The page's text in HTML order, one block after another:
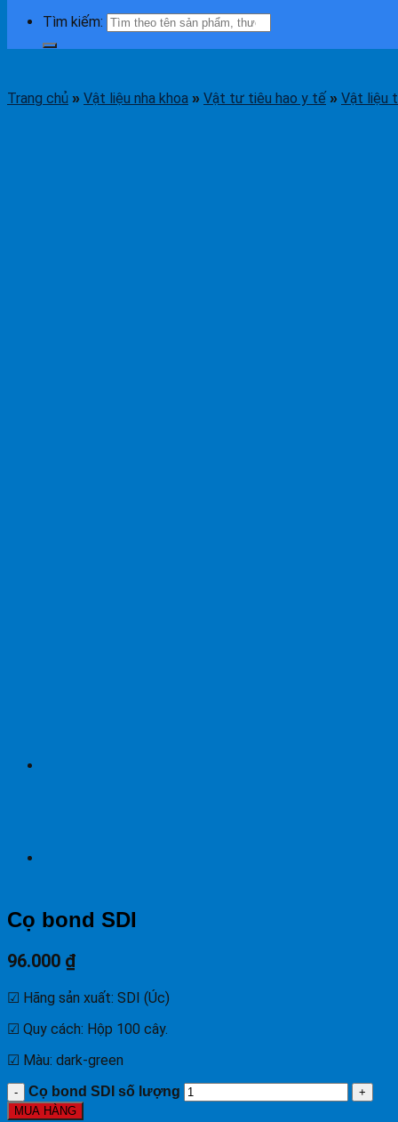
Tìm kiếm:
Trang chủ » Vật liệu nha khoa » Vật tư tiêu hao y tế » Vật liệu
Cọ bond SDI
96.000 ₫
☑ Hãng sản xuất: SDI (Úc)
☑ Quy cách: Hộp 100 cây.
☑ Màu: dark-green
Cọ bond SDI số lượng
MUA HÀNG